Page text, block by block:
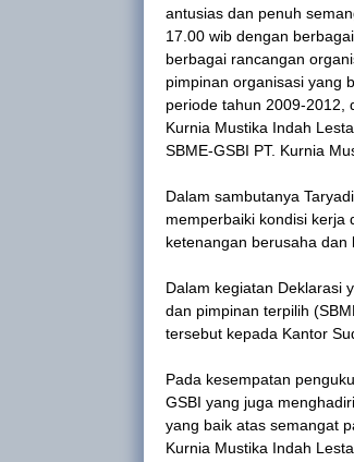
antusias dan penuh
17.00 wib dengan
berbagai rancangan
pimpinan organisasi yang
periode tahun 2009-2012,
Kurnia Mustika Indah
SBME-GSBI PT. Kurnia
Dalam sambutanya
memperbaiki kondisi kerja
ketenangan berusaha dan
Dalam kegiatan Deklarasi
dan pimpinan terpilih
tersebut kepada Kantor
Pada kesempatan
GSBI yang juga
yang baik atas semangat
Kurnia Mustika Indah